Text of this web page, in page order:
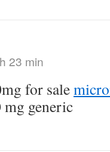
23 min
for sale
generic